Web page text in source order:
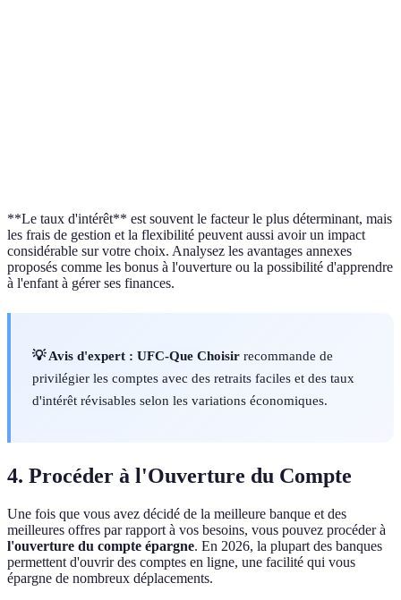
**Le taux d'intérêt** est souvent le facteur le plus déterminant, mais
les frais de gestion et la flexibilité peuvent aussi avoir un impact
considérable sur votre choix. Analysez les avantages annexes
proposés comme les bonus à l'ouverture ou la possibilité d'apprendre
à l'enfant à gérer ses finances.
💡 Avis d'expert : UFC-Que Choisir recommande de
privilégier les comptes avec des retraits faciles et des taux
d'intérêt révisables selon les variations économiques.
4. Procéder à l'Ouverture du Compte
Une fois que vous avez décidé de la meilleure banque et des
meilleures offres par rapport à vos besoins, vous pouvez procéder à
l'ouverture du compte épargne. En 2026, la plupart des banques
permettent d'ouvrir des comptes en ligne, une facilité qui vous
épargne de nombreux déplacements.